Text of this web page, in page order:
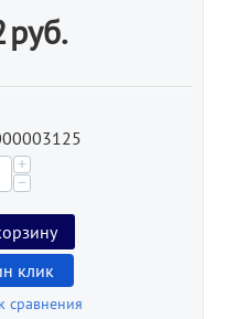
руб.
+
−
клик
сравнения